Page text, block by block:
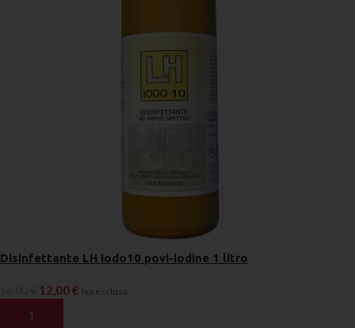
Disinfettante LH Iodo10 povi-iodine 1 litro
12,00€ Iva esclusa
AGGIUNGI AL CARRELLO